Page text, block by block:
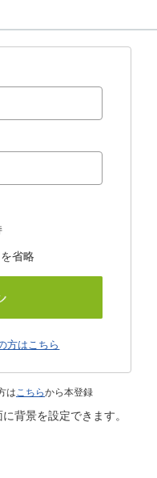
省略
方はこちら
はこちらから本登録
背景を設定できます。